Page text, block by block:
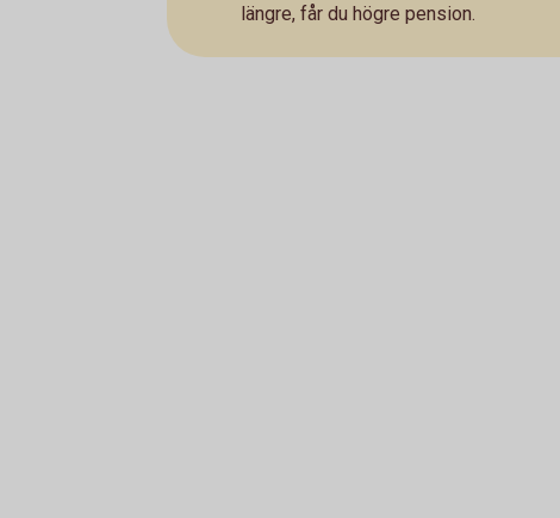
längre, får du högre pension.